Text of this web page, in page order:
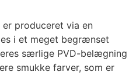
produceret via en
i et meget begrænset
særlige PVD-belægning
smukke farver, som er